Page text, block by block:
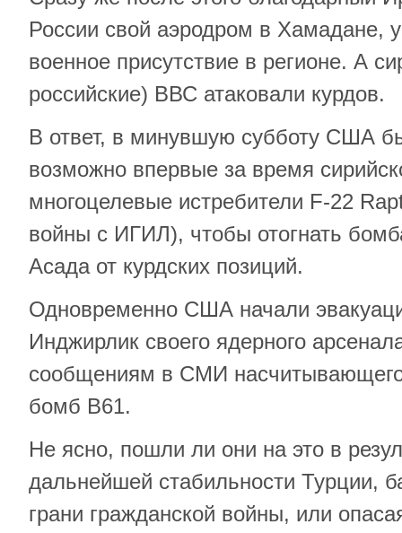
России свой аэродром в Хамадане,
военное присутствие в регионе. А
российские) ВВС атаковали курдов.
В ответ, в минувшую субботу США
возможно впервые за время
многоцелевые истребители F-22
войны с ИГИЛ), чтобы отогнать
Асада от курдских позиций.
Одновременно США начали
Инджирлик своего ядерного
сообщениям в СМИ
бомб B61.
Не ясно, пошли ли они на это в
дальнейшей стабильности Турции,
грани гражданской войны, или